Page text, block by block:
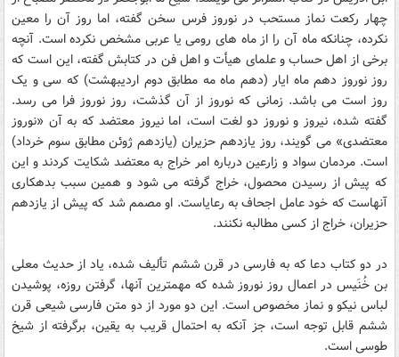
چهار رکعت نماز مستحب در نوروز فرس سخن گفته، اما روز آن را معين
نکرده، چنانکه ماه آن را از ماه هاى رومى يا عربى مشخص نکرده است. آنچه
برخى از اهل حساب و علماى هيأت و اهل فن در کتابش گفته، اين است که
روز نوروز دهم ماه ايار (دهم ماه مه مطابق دوم ارديبهشت) که سى و يک
روز است مى باشد. زمانى که نوروز از آن گذشت، روز نوروز فرا مى رسد.
گفته شده، نيروز و نوروز دو لغت است، اما نيروز معتضد که به آن «نوروز
معتضدى» مى ‏گويند، روز يازدهم حزيران (يازدهم ژوئن مطابق سوم خرداد)
است. مردمان سواد و زارعين درباره امر خراج به معتضد شکايت کردند و اين
که پيش از رسيدن محصول، خراج گرفته مى‏ شود و همين سبب بدهکارى
آنهاست که خود عامل اجحاف به رعاياست. او مصمم شد که پيش از يازدهم
حزيران، خراج از کسى مطالبه نکنند.
در دو کتاب دعا که به فارسى در قرن ششم تأليف شده، ياد از حديث معلى
بن خُنَيس در اعمال روز نوروز شده که مهمترين آنها، گرفتن روزه، پوشيدن
لباس نيکو و نماز مخصوص است. اين دو مورد از دو متن فارسى شيعى قرن
ششم قابل توجه است، جز آنکه به احتمال قريب به يقين، برگرفته از شيخ
طوسى است.